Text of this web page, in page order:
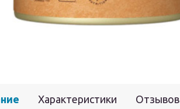
Характеристики